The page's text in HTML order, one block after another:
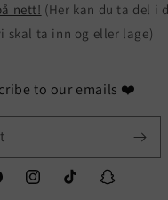
nett! (Her kan du ta del i
skal ta inn og eller lage)
to our emails ❤️
InstagramTikTok Snapchat